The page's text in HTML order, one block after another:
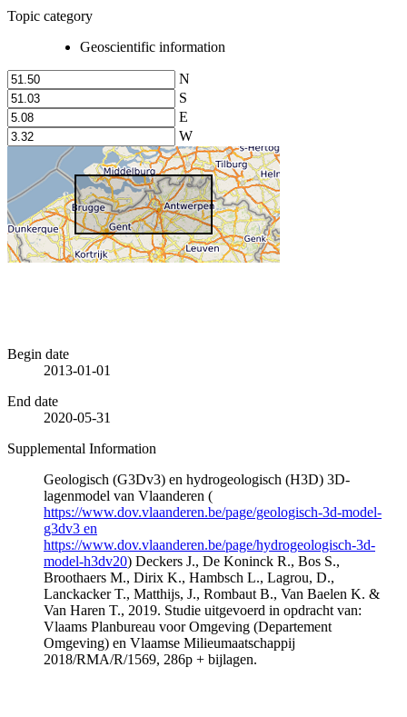
Topic category
Geoscientific information
N
S
E
W
Begin date
2013-01-01
End date
2020-05-31
Supplemental Information
Geologisch (G3Dv3) en hydrogeologisch (H3D) 3D-
lagenmodel van Vlaanderen (
https://www.dov.vlaanderen.be/page/geologisch-3d-model-
g3dv3 en
https://www.dov.vlaanderen.be/page/hydrogeologisch-3d-
model-h3dv20) Deckers J., De Koninck R., Bos S.,
Broothaers M., Dirix K., Hambsch L., Lagrou, D.,
Lanckacker T., Matthijs, J., Rombaut B., Van Baelen K. &
Van Haren T., 2019. Studie uitgevoerd in opdracht van:
Vlaams Planbureau voor Omgeving (Departement
Omgeving) en Vlaamse Milieumaatschappij
2018/RMA/R/1569, 286p + bijlagen.